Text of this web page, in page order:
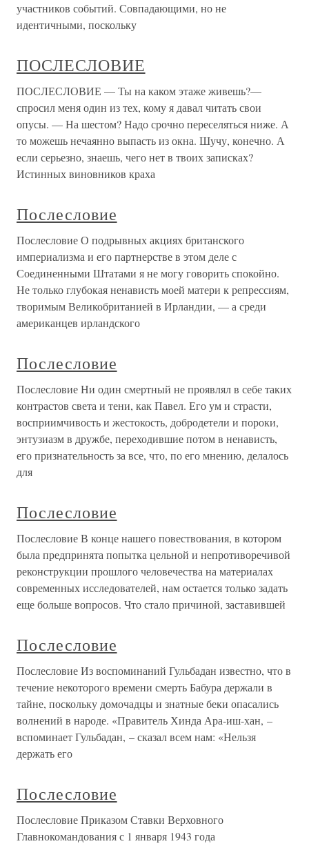
участников событий. Совпадающими, но не
идентичными, поскольку
ПОСЛЕСЛОВИЕ
ПОСЛЕСЛОВИЕ — Ты на каком этаже живешь?—
спросил меня один из тех, кому я давал читать свои
опусы. — На шестом? Надо срочно переселяться ниже. А
то можешь нечаянно выпасть из окна. Шучу, конечно. А
если серьезно, знаешь, чего нет в твоих записках?
Истинных виновников краха
Послесловие
Послесловие О подрывных акциях британского
империализма и его партнерстве в этом деле с
Соединенными Штатами я не могу говорить спокойно.
Не только глубокая ненависть моей матери к репрессиям,
творимым Великобританией в Ирландии, — а среди
американцев ирландского
Послесловие
Послесловие Ни один смертный не проявлял в себе таких
контрастов света и тени, как Павел. Его ум и страсти,
восприимчивость и жестокость, добродетели и пороки,
энтузиазм в дружбе, переходившие потом в ненависть,
его признательность за все, что, по его мнению, делалось
для
Послесловие
Послесловие В конце нашего повествования, в котором
была предпринята попытка цельной и непротиворечивой
реконструкции прошлого человечества на материалах
современных исследователей, нам остается только задать
еще больше вопросов. Что стало причиной, заставившей
Послесловие
Послесловие Из воспоминаний Гульбадан известно, что в
течение некоторого времени смерть Бабура держали в
тайне, поскольку домочадцы и знатные беки опасались
волнений в народе. «Правитель Хинда Ара-иш-хан, –
вспоминает Гульбадан, – сказал всем нам: «Нельзя
держать его
Послесловие
Послесловие Приказом Ставки Верховного
Главнокомандования с 1 января 1943 года